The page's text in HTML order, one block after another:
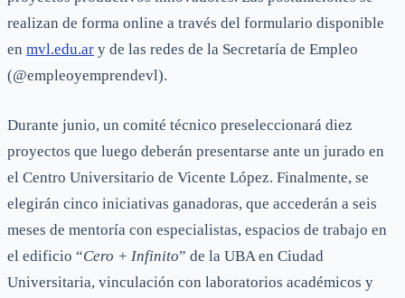
realizan de forma online a través del formulario disponible
en mvl.edu.ar y de las redes de la Secretaría de Empleo
(@empleoyemprendevl).
Durante junio, un comité técnico preseleccionará diez
proyectos que luego deberán presentarse ante un jurado en
el Centro Universitario de Vicente López. Finalmente, se
elegirán cinco iniciativas ganadoras, que accederán a seis
meses de mentoría con especialistas, espacios de trabajo en
el edificio “Cero + Infinito” de la UBA en Ciudad
Universitaria, vinculación con laboratorios académicos y